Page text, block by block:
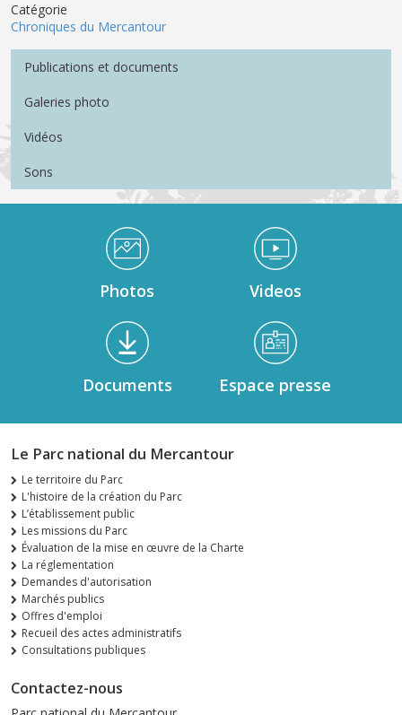
Catégorie
Chroniques du Mercantour
Menu Médiathèque
Publications et documents
Galeries photo
Vidéos
Sons
Médiathèque Footer
Photos Videos
Documents Espace presse
Le Parc national du Mercantour
Le territoire du Parc
L'histoire de la création du Parc
L’établissement public
Les missions du Parc
Évaluation de la mise en œuvre de la Charte
La réglementation
Demandes d'autorisation
Marchés publics
Offres d'emploi
Recueil des actes administratifs
Consultations publiques
Contactez-nous